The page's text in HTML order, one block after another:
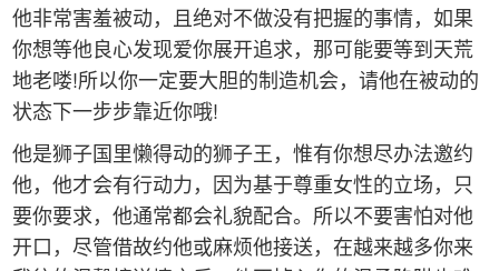
他非常害羞被动，且绝对不做没有把握的事情，如果
你想等他良心发现爱你展开追求，那可能要等到天荒
地老喽!所以你一定要大胆的制造机会，请他在被动的
状态下一步步靠近你哦!
他是狮子国里懒得动的狮子王，惟有你想尽办法邀约
他，他才会有行动力，因为基于尊重女性的立场，只
要你要求，他通常都会礼貌配合。所以不要害怕对他
开口，尽管借故约他或麻烦他接送，在越来越多你来